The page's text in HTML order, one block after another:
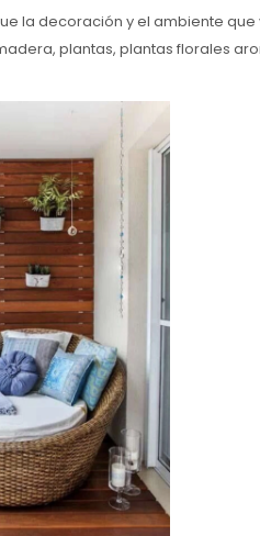
la decoración y el ambiente
plantas, plantas florales